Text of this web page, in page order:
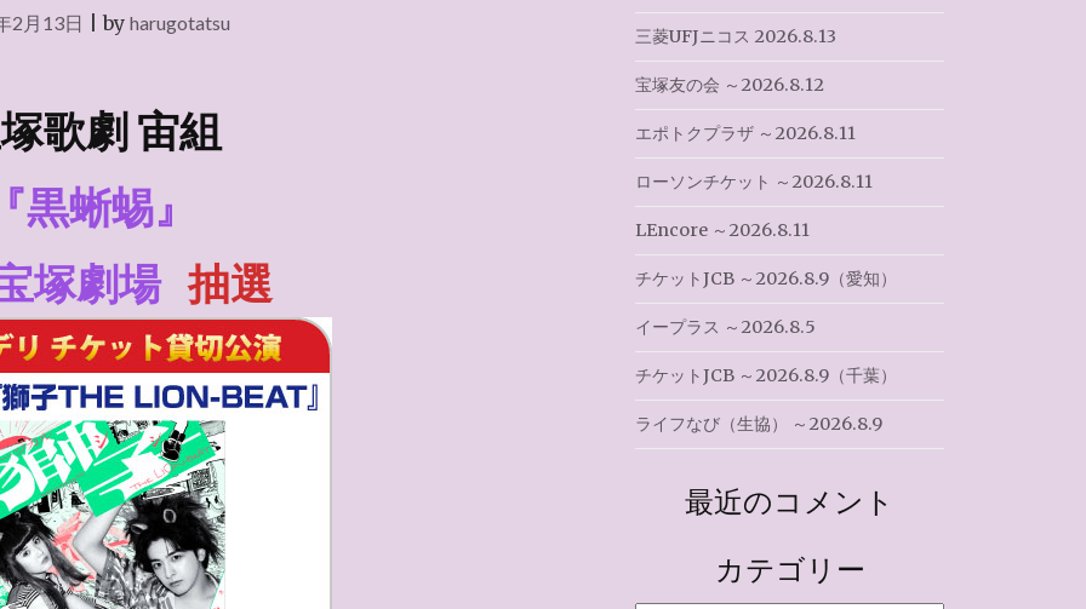
2月13日 |by harugotatsu
歌劇 宙組
黒蜥蜴』
塚劇場 抽選
三菱UFJニコス 2026.8.13
宝塚友の会 ～2026.8.12
エポトクプラザ ～2026.8.11
ローソンチケット ～2026.8.11
LEncore ～2026.8.11
チケットJCB ～2026.8.9（愛知）
イープラス ～2026.8.5
チケットJCB ～2026.8.9（千葉）
ライフなび（生協） ～2026.8.9
最近のコメント
カテゴリー